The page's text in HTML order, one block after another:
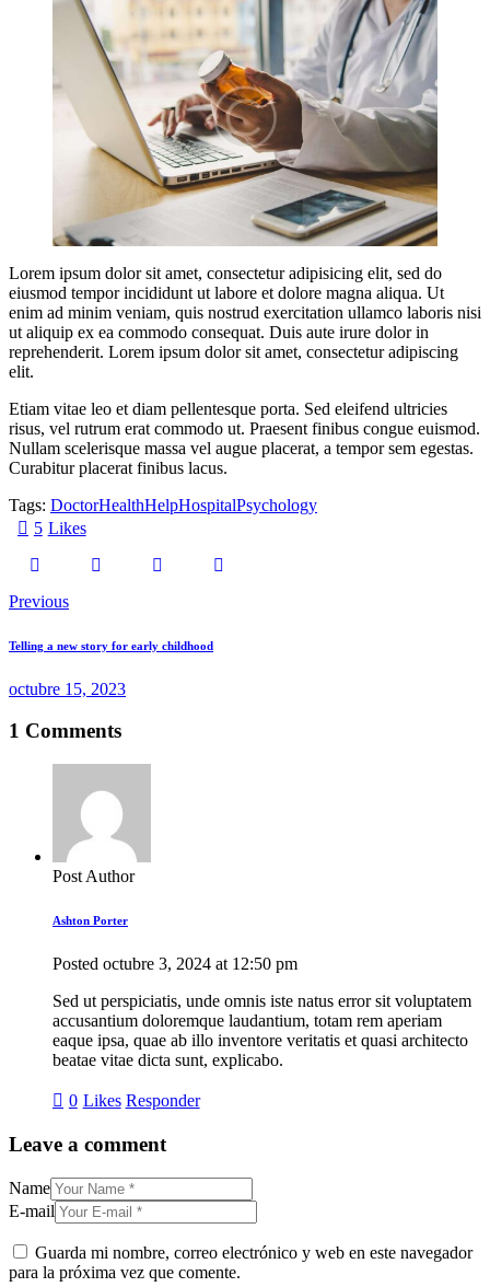
Lorem ipsum dolor sit amet, consectetur adipisicing elit, sed do
eiusmod tempor incididunt ut labore et dolore magna aliqua. Ut
enim ad minim veniam, quis nostrud exercitation ullamco laboris nisi
ut aliquip ex ea commodo consequat. Duis aute irure dolor in
reprehenderit. Lorem ipsum dolor sit amet, consectetur adipiscing
elit.
Etiam vitae leo et diam pellentesque porta. Sed eleifend ultricies
risus, vel rutrum erat commodo ut. Praesent finibus congue euismod.
Nullam scelerisque massa vel augue placerat, a tempor sem egestas.
Curabitur placerat finibus lacus.
Tags: DoctorHealthHelpHospitalPsychology
5 Likes
Navegación
de
Previous
Telling a new story for early childhood
octubre 15, 2023
1 Comments
Post Author
Ashton Porter
Posted octubre 3, 2024 at 12:50 pm
Sed ut perspiciatis, unde omnis iste natus error sit voluptatem
accusantium doloremque laudantium, totam rem aperiam
eaque ipsa, quae ab illo inventore veritatis et quasi architecto
beatae vitae dicta sunt, explicabo.
0 Likes Responder
Leave a comment
Name
E-mail
Guarda mi nombre, correo electrónico y web en este navegador
para la próxima vez que comente.